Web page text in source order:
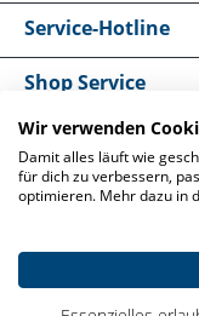
Service-Hotline
Shop Service
Informationen
* Alle Preise
Wir verwenden
Damit alles läuft wie
für dich zu verbessern,
optimieren. Mehr dazu in